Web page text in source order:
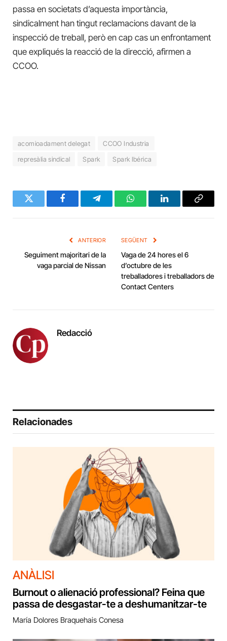
passa en societats d’aquesta importància,
sindicalment han tingut reclamacions davant de la
inspecció de treball, però en cap cas un enfrontament
que expliqués la reacció de la direcció, afirmen a
CCOO.
acomioadament delegat
CCOO Industria
represàlia sindical
Spark Spark Ibérica
Twitter FacebookTelegramWhatsAppLinkedInCopy
ANTERIOR
Seguiment majoritari de la
vaga parcial de Nissan
SEGÜENT
Vaga de 24 hores el 6
d’octubre de les
treballadores i treballadors de
Contact Centers
Redacció
Relacionades
ANÀLISI
Burnout o alienació professional? Feina que
passa de desgastar-te a deshumanitzar-te
María Dolores Braquehais Conesa